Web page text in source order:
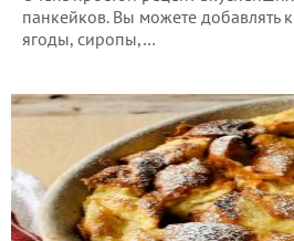
панкейков. Вы можете добавлять
ягоды, сиропы,…